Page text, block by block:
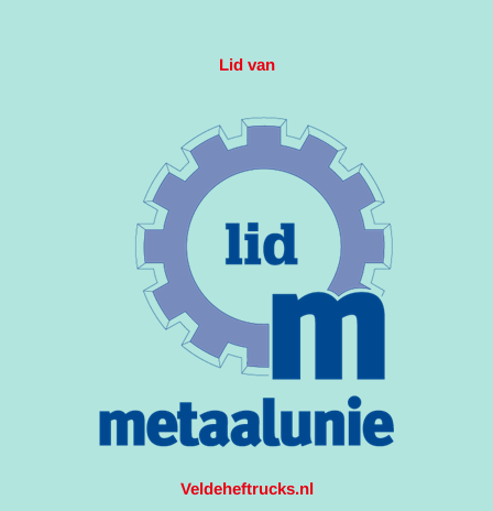
Lid van
Veldeheftrucks.nl